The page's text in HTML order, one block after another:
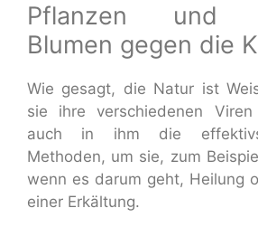
Pflanzen und
Blumen gegen die
Wie gesagt, die Natur ist
sie ihre verschiedenen
auch in ihm die
Methoden, um sie, zum
wenn es darum geht, Heilung
einer Erkältung.